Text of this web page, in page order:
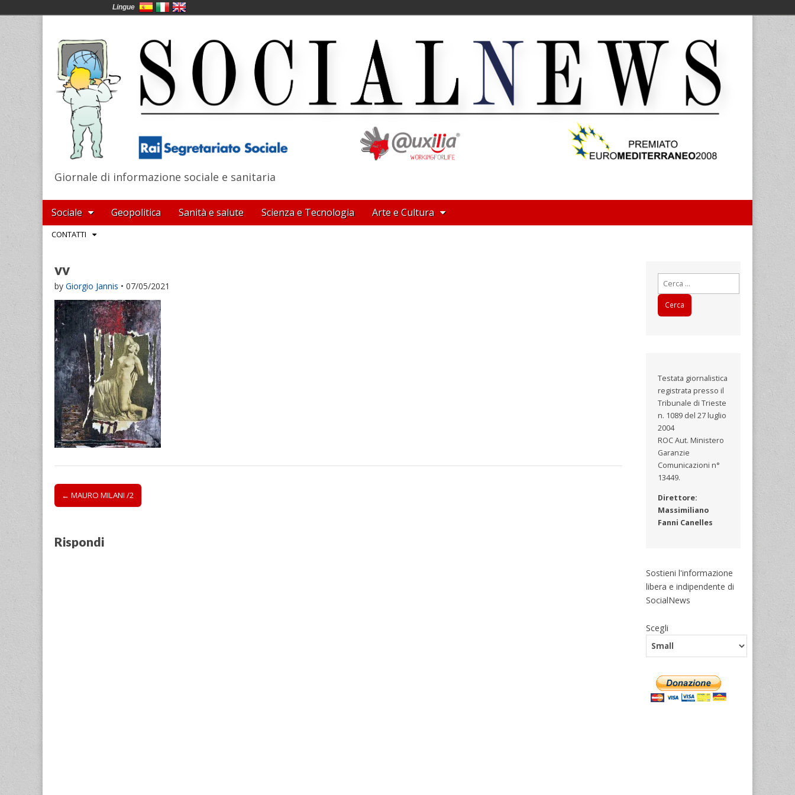
SocialNews
Giornale di informazione sociale e sanitaria
Main
menu
Skip
to
content
Sociale Geopolitica Sanità e salute Scienza e Tecnologia Arte e Cultura
SubCONTATTI
vv
by Giorgio Jannis • 07/05/2021
Post
navigation
← MAURO MILANI /2
Rispondi
Ricerca
per:
Testata giornalistica
registrata presso il
Tribunale di Trieste
n. 1089 del 27 luglio
2004
ROC Aut. Ministero
Garanzie
Comunicazioni n°
13449.
Direttore:
Massimiliano
Fanni Canelles
Sostieni l'informazione
libera e indipendente di
SocialNews
Scegli
Lingue